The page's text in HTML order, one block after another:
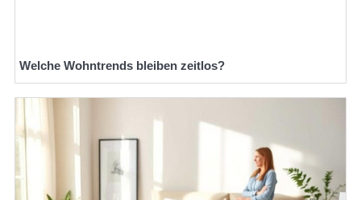
Welche Wohntrends bleiben zeitlos?